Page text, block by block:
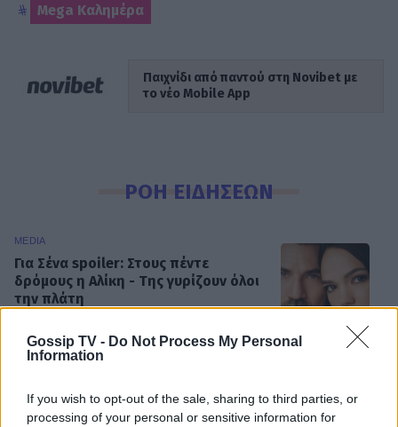
Gossip TV - Do Not Process My Personal
Information
If you wish to opt-out of the sale, sharing to third parties, or
processing of your personal or sensitive information for
Mega Καλημέρα
Παιχνίδι από παντού στη Novibet με
το νέο Mobile App
ΡΟΗ ΕΙΔΗΣΕΩΝ
MEDIA
Για Σένα spoiler: Στους πέντε
δρόμους η Αλίκη - Της γυρίζουν όλοι
την πλάτη
Η άγνωστη ιστορία πίσω από την
τολμηρή σκηνή της Ζωής Λάσκαρη